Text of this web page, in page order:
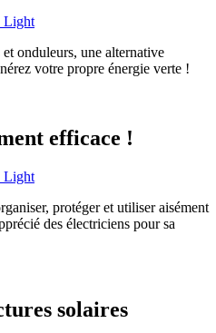
onduleurs, une alternative
votre propre énergie verte !
efficace !
protéger et utiliser aisément
des électriciens pour sa
solaires